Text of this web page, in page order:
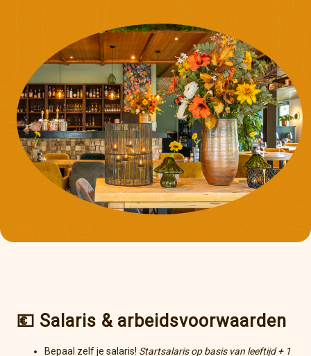
💶 Salaris & arbeidsvoorwaarden
Bepaal zelf je salaris! Startsalaris op basis van leeftijd + 1